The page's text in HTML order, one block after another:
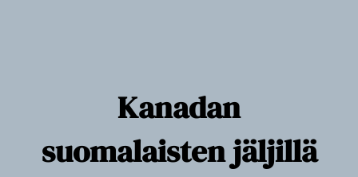
Kanadan
suomalaisten jäljillä